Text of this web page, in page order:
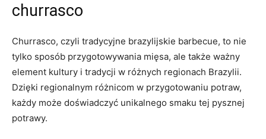
churrasco
Churrasco, czyli tradycyjne brazylijskie⁣ barbecue,‌ to nie
tylko sposób‌ przygotowywania mięsa, ale także ważny⁢
element kultury i tradycji w różnych regionach Brazylii.
Dzięki regionalnym różnicom w przygotowaniu potraw,
każdy może doświadczyć ⁣unikalnego smaku tej pysznej ​
potrawy.